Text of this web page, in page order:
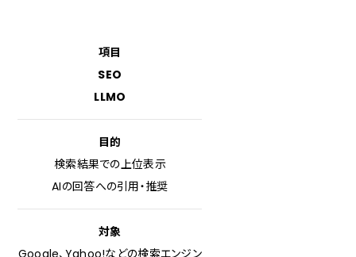
AI時代の集客戦略はマケスクにご相談ください
項目
SEO
LLMO
目的
検索結果での上位表示
AIの回答への引用・推奨
対象
Google、Yahoo!などの検索エンジン